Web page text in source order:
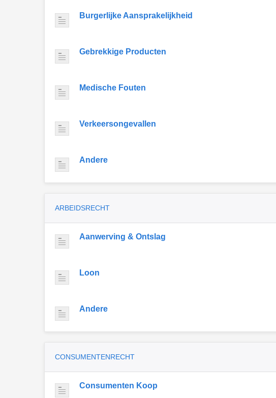
Burgerlijke Aansprakelijkheid
Gebrekkige Producten
Medische Fouten
Verkeersongevallen
Andere
ARBEIDSRECHT
Aanwerving & Ontslag
Loon
Andere
CONSUMENTENRECHT
Consumenten Koop